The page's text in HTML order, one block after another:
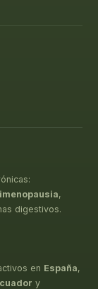
,
digestivos.
en España,
y